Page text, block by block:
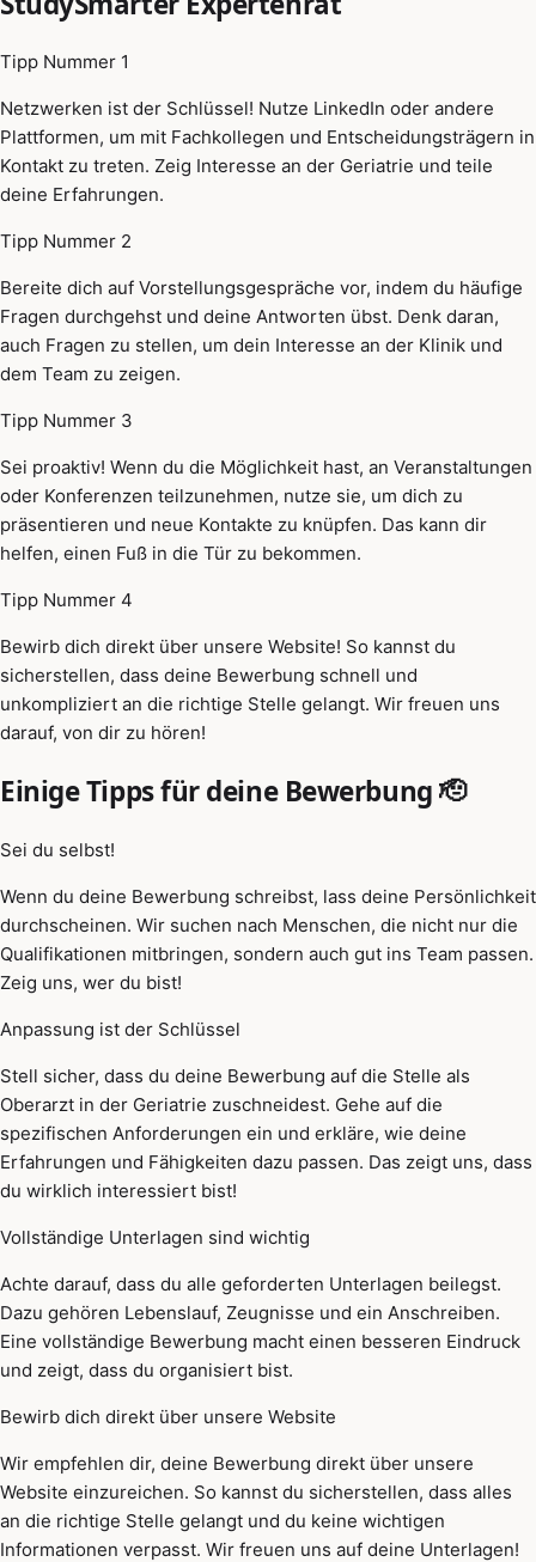
Tipp Nummer 1
Netzwerken ist der Schlüssel! Nutze LinkedIn oder andere
Plattformen, um mit Fachkollegen und Entscheidungsträgern in
Kontakt zu treten. Zeig Interesse an der Geriatrie und teile
deine Erfahrungen.
Tipp Nummer 2
Bereite dich auf Vorstellungsgespräche vor, indem du häufige
Fragen durchgehst und deine Antworten übst. Denk daran,
auch Fragen zu stellen, um dein Interesse an der Klinik und
dem Team zu zeigen.
Tipp Nummer 3
Sei proaktiv! Wenn du die Möglichkeit hast, an Veranstaltungen
oder Konferenzen teilzunehmen, nutze sie, um dich zu
präsentieren und neue Kontakte zu knüpfen. Das kann dir
helfen, einen Fuß in die Tür zu bekommen.
Tipp Nummer 4
Bewirb dich direkt über unsere Website! So kannst du
sicherstellen, dass deine Bewerbung schnell und
unkompliziert an die richtige Stelle gelangt. Wir freuen uns
darauf, von dir zu hören!
Einige Tipps für deine Bewerbung 🫡
Sei du selbst!
Wenn du deine Bewerbung schreibst, lass deine Persönlichkeit
durchscheinen. Wir suchen nach Menschen, die nicht nur die
Qualifikationen mitbringen, sondern auch gut ins Team passen.
Zeig uns, wer du bist!
Anpassung ist der Schlüssel
Stell sicher, dass du deine Bewerbung auf die Stelle als
Oberarzt in der Geriatrie zuschneidest. Gehe auf die
spezifischen Anforderungen ein und erkläre, wie deine
Erfahrungen und Fähigkeiten dazu passen. Das zeigt uns, dass
du wirklich interessiert bist!
Vollständige Unterlagen sind wichtig
Achte darauf, dass du alle geforderten Unterlagen beilegst.
Dazu gehören Lebenslauf, Zeugnisse und ein Anschreiben.
Eine vollständige Bewerbung macht einen besseren Eindruck
und zeigt, dass du organisiert bist.
Bewirb dich direkt über unsere Website
Wir empfehlen dir, deine Bewerbung direkt über unsere
Website einzureichen. So kannst du sicherstellen, dass alles
an die richtige Stelle gelangt und du keine wichtigen
Informationen verpasst. Wir freuen uns auf deine Unterlagen!